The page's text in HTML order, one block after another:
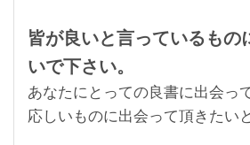
皆が良いと言っているもの
いで下さい。
あなたにとっての良書に出会っ
応しいものに出会って頂きたい